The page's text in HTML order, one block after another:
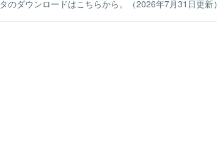
のダウンロードはこちらから。（2026年7月31日更新）